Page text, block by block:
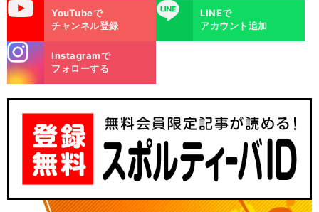
YouTubeで
チャンネル登録
LINE
LINEで
アカウント追加
m
Instagramで
フォローする